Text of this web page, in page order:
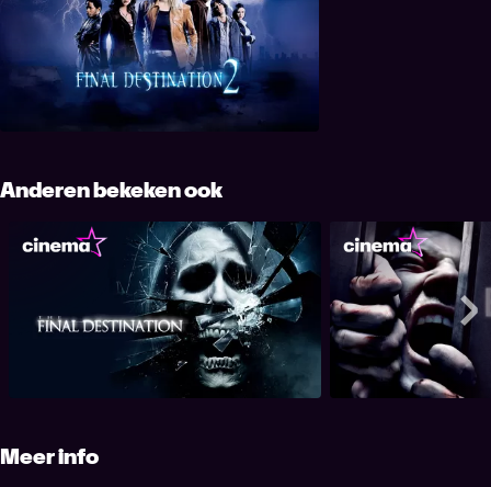
Final Destination 2
Anderen bekeken ook
The Final Destination
Meer info